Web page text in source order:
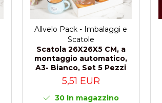
Allvelo Pack - Imbalaggi e
Scatole
Scatola 26X26X5 CM, a
montaggio automatico,
A3- Bianco, Set 5 Pezzi
5,51 EUR
30In magazzino